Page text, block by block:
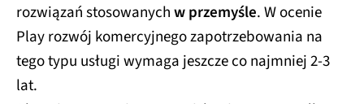
rozwiązań stosowanychw przemyśle. W ocenie
Play rozwój komercyjnego zapotrzebowania na
tego typu usługi wymaga jeszcze co najmniej 2-3
lat.